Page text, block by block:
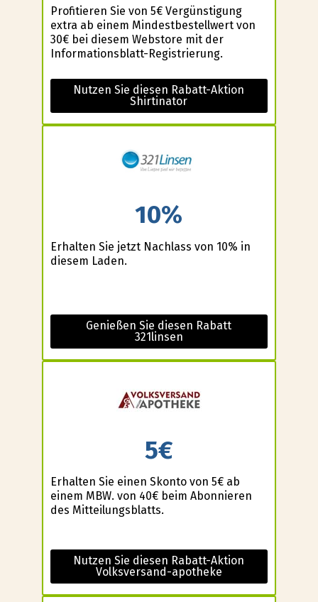
Profitieren Sie von 5€ Vergünstigung
extra ab einem Mindestbestellwert von
30€ bei diesem Webstore mit der
Informationsblatt-Registrierung.
Nutzen Sie diesen Rabatt-Aktion
Shirtinator
10%
Erhalten Sie jetzt Nachlass von 10% in
diesem Laden.
Genießen Sie diesen Rabatt
321linsen
5€
Erhalten Sie einen Skonto von 5€ ab
einem MBW. von 40€ beim Abonnieren
des Mitteilungsblatts.
Nutzen Sie diesen Rabatt-Aktion
Volksversand-apotheke